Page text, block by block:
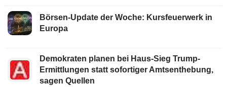
Börsen-Update der Woche: Kursfeuerwerk in
Europa
Demokraten planen bei Haus-Sieg Trump-
Ermittlungen statt sofortiger Amtsenthebung,
sagen Quellen